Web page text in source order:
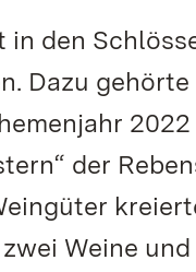
den
Dazu
2022
der
Weine